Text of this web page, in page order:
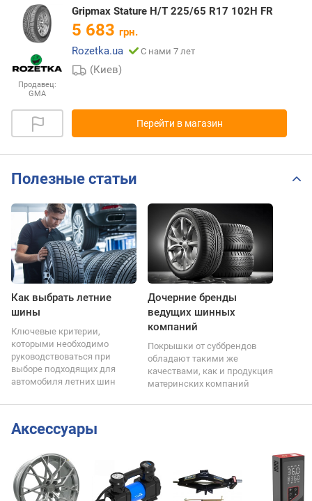
Продавец:
GMA
Gripmax Stature H/T 225/65 R17 102H FR
5 683 грн.
Rozetka.ua
С нами 7 лет
(Киев)
Перейти в магазин
Полезные статьи
Как выбрать летние
шины
Ключевые критерии,
которыми необходимо
руководствоваться при
выборе подходящих для
автомобиля летних шин
Дочерние бренды
ведущих шинных
компаний
Покрышки от суббрендов
обладают такими же
качествами, как и продукция
материнских компаний
Аксессуары